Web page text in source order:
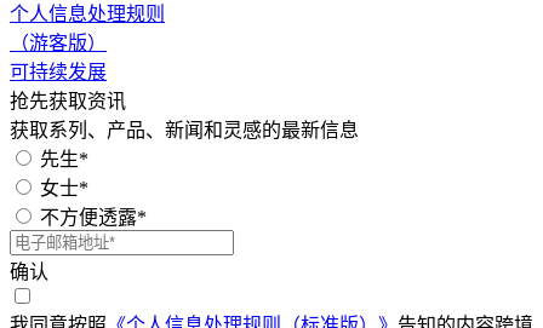
个人信息处理规则
（游客版）
可持续发展
抢先获取资讯
获取系列、产品、新闻和灵感的最新信息
先生*
女士*
不方便透露*
确认